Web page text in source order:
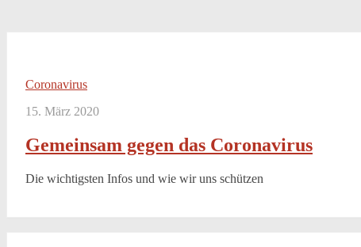
Coronavirus
15. März 2020
Gemeinsam gegen das Coronavirus
Die wichtigsten Infos und wie wir uns schützen